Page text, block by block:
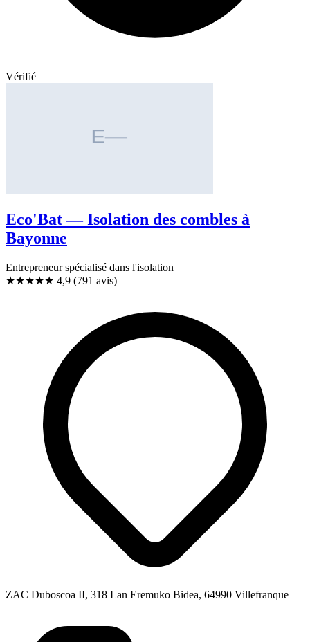
Vérifié
Eco'Bat — Isolation des combles à
Bayonne
Entrepreneur spécialisé dans l'isolation
★★★★★ 4,9 (791 avis)
ZAC Duboscoa II, 318 Lan Eremuko Bidea, 64990 Villefranque